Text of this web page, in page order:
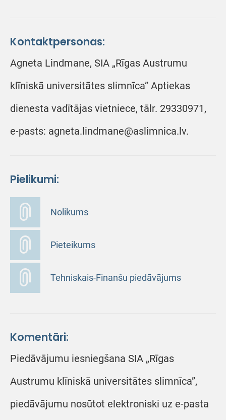
Kontaktpersonas:
Agneta Lindmane, SIA „Rīgas Austrumu
klīniskā universitātes slimnīca” Aptiekas
dienesta vadītājas vietniece, tālr. 29330971,
e-pasts: agneta.lindmane@aslimnica.lv.
Pielikumi:
Nolikums
Pieteikums
Tehniskais-Finanšu piedāvājums
Komentāri:
Piedāvājumu iesniegšana SIA „Rīgas
Austrumu klīniskā universitātes slimnīca”,
piedāvājumu nosūtot elektroniski uz e-pasta